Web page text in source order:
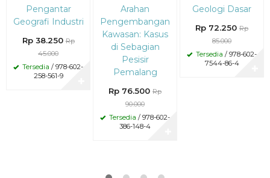
Diskon
15%Pengantar
Geografi Industri
Rp 38.250 Rp
45.000
Tersedia / 978-602-
258-561-9
Arahan
Pengembangan
Kawasan: Kasus
di Sebagian
Pesisir
Pemalang
Rp 76.500 Rp
90.000
Tersedia / 978-602-
386-148-4
Diskon
15%
Geologi Dasar
Rp 72.250 Rp
85.000
Tersedia / 978-602-
7544-86-4